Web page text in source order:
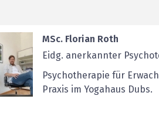
MSc. Florian Roth
Eidg. anerkannter
Psychotherapie für
Praxis im Yogahaus Dubs.